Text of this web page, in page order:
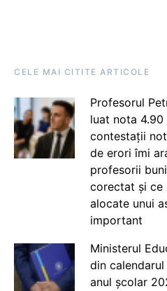
CELE MAI CITITE ARTICOLE
Profesorul
luat nota
contestații
de erori îmi
profesorii
corectat și ce
alocate unui
important
Ministerul
din
anul școlar